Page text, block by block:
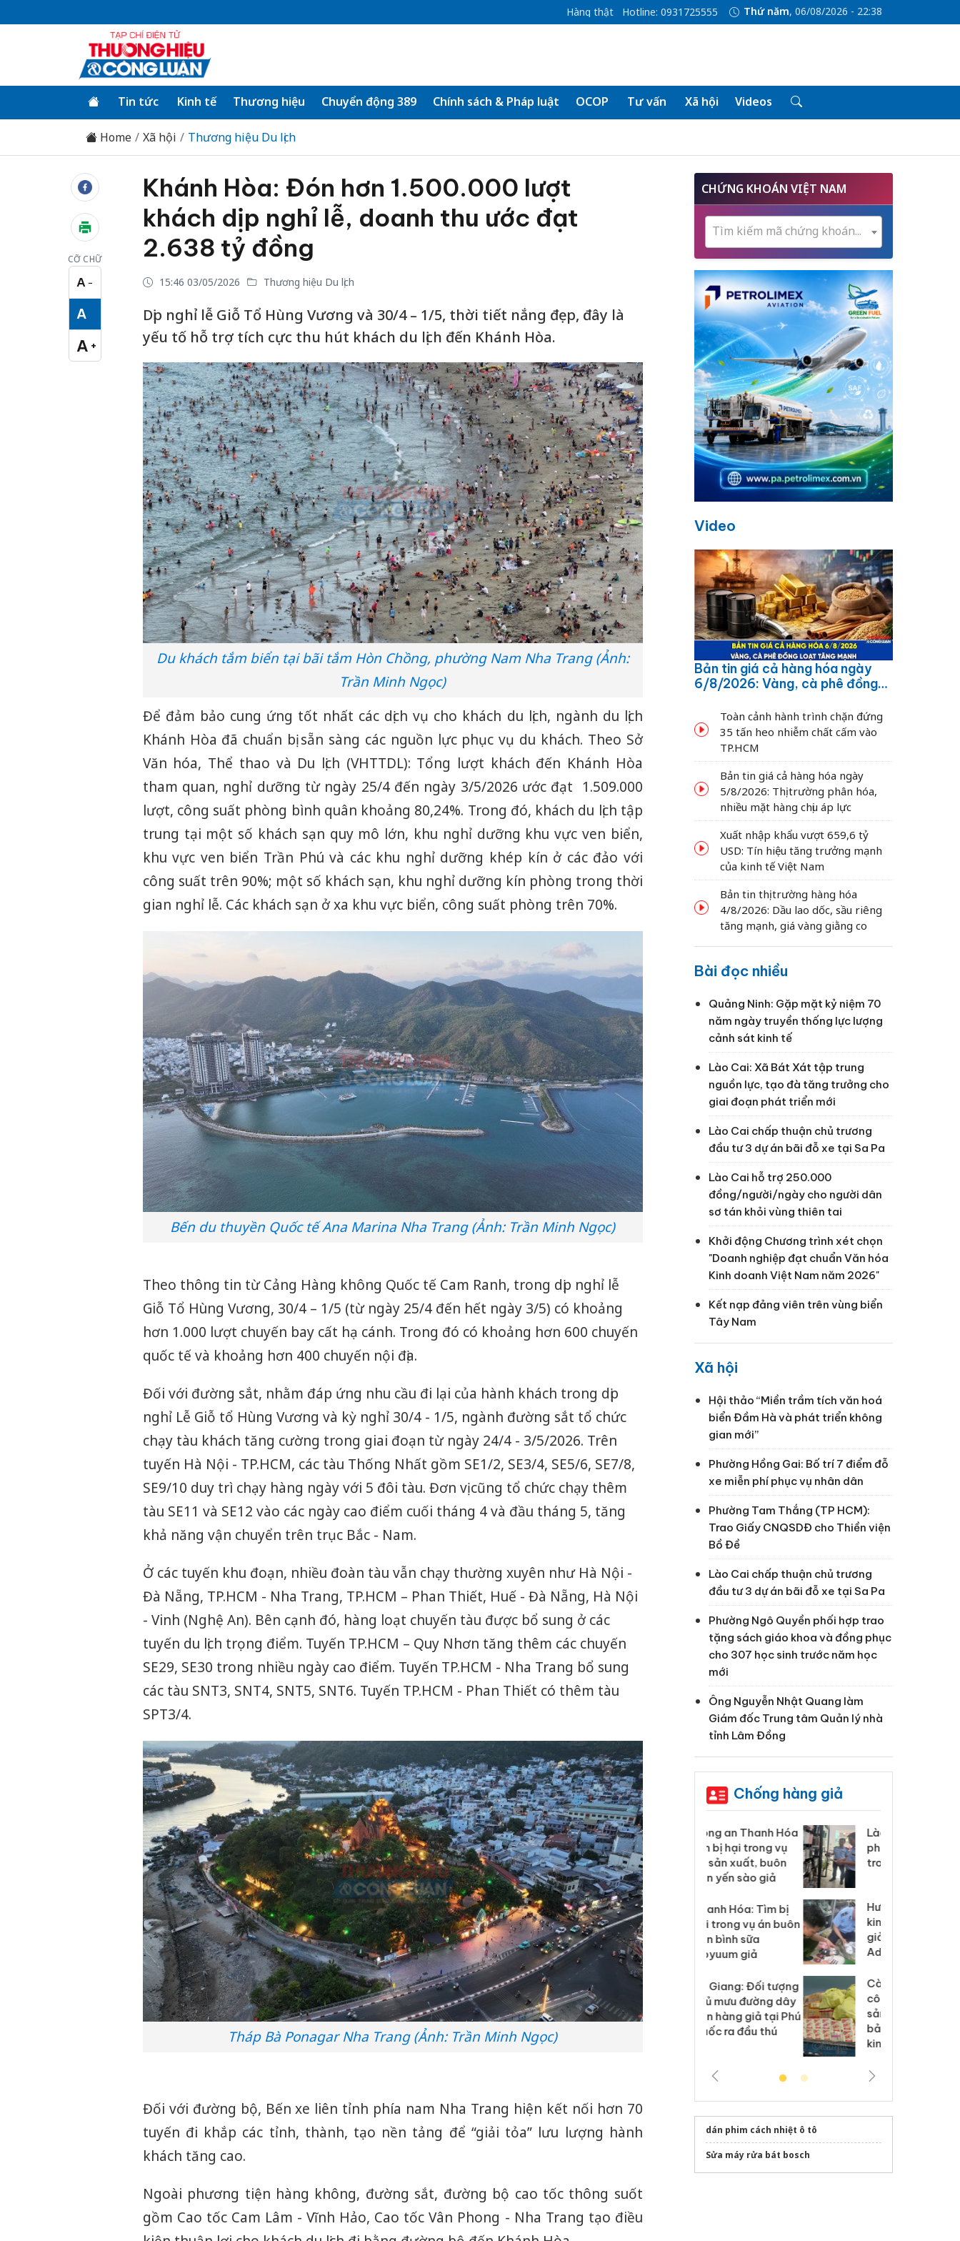
Hàng thật Hotline: 0931725555 Thứ năm, 06/08/2026 - 22:38
Tin tức Kinh tế Thương hiệu Chuyển động 389 Chính sách & Pháp luật OCOP Tư vấn Xã hội Videos
Home Xã hội Thương hiệu Du lịch
CỠ CHỮ
A −
Cỡ chữ nhỏ
A
Cỡ chữ vừa
A +
Cỡ chữ lớn
Khánh Hòa: Đón hơn 1.500.000 lượt
khách dịp nghỉ lễ, doanh thu ước đạt
2.638 tỷ đồng
15:46 03/05/2026 Thương hiệu Du lịch
Dịp nghỉ lễ Giỗ Tổ Hùng Vương và 30/4 – 1/5, thời tiết nắng đẹp, đây là
yếu tố hỗ trợ tích cực thu hút khách du lịch đến Khánh Hòa.
Du khách tắm biển tại bãi tắm Hòn Chồng, phường Nam Nha Trang (Ảnh:
Trần Minh Ngọc)
Để đảm bảo cung ứng tốt nhất các dịch vụ cho khách du lịch, ngành du lịch
Khánh Hòa đã chuẩn bị sẵn sàng các nguồn lực phục vụ du khách. Theo Sở
Văn hóa, Thể thao và Du lịch (VHTTDL): Tổng lượt khách đến Khánh Hòa
tham quan, nghỉ dưỡng từ ngày 25/4 đến ngày 3/5/2026 ước đạt 1.509.000
lượt, công suất phòng bình quân khoảng 80,24%. Trong đó, khách du lịch tập
trung tại một số khách sạn quy mô lớn, khu nghỉ dưỡng khu vực ven biển,
khu vực ven biển Trần Phú và các khu nghỉ dưỡng khép kín ở các đảo với
công suất trên 90%; một số khách sạn, khu nghỉ dưỡng kín phòng trong thời
gian nghỉ lễ. Các khách sạn ở xa khu vực biển, công suất phòng trên 70%.
Bến du thuyền Quốc tế Ana Marina Nha Trang (Ảnh: Trần Minh Ngọc)
Theo thông tin từ Cảng Hàng không Quốc tế Cam Ranh, trong dịp nghỉ lễ
Giỗ Tổ Hùng Vương, 30/4 – 1/5 (từ ngày 25/4 đến hết ngày 3/5) có khoảng
hơn 1.000 lượt chuyến bay cất hạ cánh. Trong đó có khoảng hơn 600 chuyến
quốc tế và khoảng hơn 400 chuyến nội địa.
Đối với đường sắt, nhằm đáp ứng nhu cầu đi lại của hành khách trong dịp
nghỉ Lễ Giỗ tổ Hùng Vương và kỳ nghỉ 30/4 - 1/5, ngành đường sắt tổ chức
chạy tàu khách tăng cường trong giai đoạn từ ngày 24/4 - 3/5/2026. Trên
tuyến Hà Nội - TP.HCM, các tàu Thống Nhất gồm SE1/2, SE3/4, SE5/6, SE7/8,
SE9/10 duy trì chạy hàng ngày với 5 đôi tàu. Đơn vị cũng tổ chức chạy thêm
tàu SE11 và SE12 vào các ngày cao điểm cuối tháng 4 và đầu tháng 5, tăng
khả năng vận chuyển trên trục Bắc - Nam.
Ở các tuyến khu đoạn, nhiều đoàn tàu vẫn chạy thường xuyên như Hà Nội -
Đà Nẵng, TP.HCM - Nha Trang, TP.HCM – Phan Thiết, Huế - Đà Nẵng, Hà Nội
- Vinh (Nghệ An). Bên cạnh đó, hàng loạt chuyến tàu được bổ sung ở các
tuyến du lịch trọng điểm. Tuyến TP.HCM – Quy Nhơn tăng thêm các chuyến
SE29, SE30 trong nhiều ngày cao điểm. Tuyến TP.HCM - Nha Trang bổ sung
các tàu SNT3, SNT4, SNT5, SNT6. Tuyến TP.HCM - Phan Thiết có thêm tàu
SPT3/4.
Tháp Bà Ponagar Nha Trang (Ảnh: Trần Minh Ngọc)
Đối với đường bộ, Bến xe liên tỉnh phía nam Nha Trang hiện kết nối hơn 70
tuyến đi khắp các tỉnh, thành, tạo nền tảng để “giải tỏa” lưu lượng hành
khách tăng cao.
Ngoài phương tiện hàng không, đường sắt, đường bộ cao tốc thông suốt
gồm Cao tốc Cam Lâm - Vĩnh Hảo, Cao tốc Vân Phong - Nha Trang tạo điều
CHỨNG KHOÁN VIỆT NAM
Tìm kiếm mã chứng khoán...
Video
Bản tin giá cả hàng hóa ngày
6/8/2026: Vàng, cà phê đồng
Toàn cảnh hành trình chặn đứng
35 tấn heo nhiễm chất cấm vào
TP.HCM
Bản tin giá cả hàng hóa ngày
5/8/2026: Thị trường phân hóa,
nhiều mặt hàng chịu áp lực
Xuất nhập khẩu vượt 659,6 tỷ
USD: Tín hiệu tăng trưởng mạnh
của kinh tế Việt Nam
Bản tin thị trường hàng hóa
4/8/2026: Dầu lao dốc, sầu riêng
tăng mạnh, giá vàng giằng co
Bài đọc nhiều
Quảng Ninh: Gặp mặt kỷ niệm 70
năm ngày truyền thống lực lượng
cảnh sát kinh tế
Lào Cai: Xã Bát Xát tập trung
nguồn lực, tạo đà tăng trưởng cho
giai đoạn phát triển mới
Lào Cai chấp thuận chủ trương
đầu tư 3 dự án bãi đỗ xe tại Sa Pa
Lào Cai hỗ trợ 250.000
đồng/người/ngày cho người dân
sơ tán khỏi vùng thiên tai
Khởi động Chương trình xét chọn
"Doanh nghiệp đạt chuẩn Văn hóa
Kinh doanh Việt Nam năm 2026"
Kết nạp đảng viên trên vùng biển
Tây Nam
Xã hội
Hội thảo “Miền trầm tích văn hoá
biển Đầm Hà và phát triển không
gian mới”
Phường Hồng Gai: Bố trí 7 điểm đỗ
xe miễn phí phục vụ nhân dân
Phường Tam Thắng (TP HCM):
Trao Giấy CNQSDĐ cho Thiền viện
Bồ Đề
Lào Cai chấp thuận chủ trương
đầu tư 3 dự án bãi đỗ xe tại Sa Pa
Phường Ngô Quyền phối hợp trao
tặng sách giáo khoa và đồng phục
cho 307 học sinh trước năm học
mới
Ông Nguyễn Nhật Quang làm
Giám đốc Trung tâm Quản lý nhà
tỉnh Lâm Đồng
Chống hàng giả
Công an Thanh Hóa
tìm bị hại trong vụ
án sản xuất, buôn
bán yến sào giả
Thanh Hóa: Tìm bị
hại trong vụ án buôn
bán bình sữa
Moyuum giả
An Giang: Đối tượng
chủ mưu đường dây
bán hàng giả tại Phú
Lào Cai xử lý 83 vụ vi
phạm thương mại
trong tháng 7
Hưng Yên: Xử lý 6 hộ
kinh doanh bán hàng
giả mạo nhãn hiệu
Adidas, Nike
Cà Mau: Tiêu hủy
công khai hàng ngàn
sản phẩm nhập lậu,
bảo vệ môi trường
kinh doanh
dán phim cách nhiệt ô tô
Sửa máy rửa bát bosch